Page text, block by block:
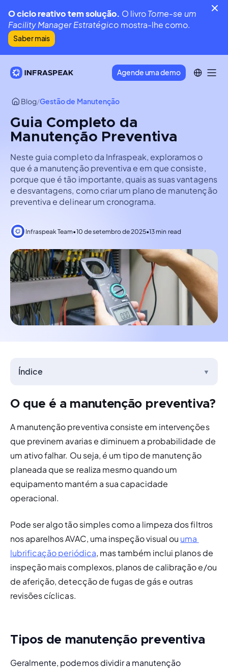
O ciclo reativo tem solução. O livroTorne-se um
Facility Manager Estratégico mostra-lhe como.
Saber mais
Agende uma demo
Blog/Gestão de Manutenção
Guia Completo da
Manutenção Preventiva
Neste guia completo da Infraspeak, exploramos o
que é a manutenção preventiva e em que consiste,
porque que é tão importante, quais as suas vantagens
e desvantagens, como criar um plano de manutenção
preventiva e delinear um cronograma.
Infraspeak Team•10 de setembro de 2025•13 min read
Índice ▼
O que é a manutenção preventiva?
A manutenção preventiva consiste em intervenções
que previnem avarias e diminuem a probabilidade de
um ativo falhar. Ou seja, é um tipo de manutenção
planeada que se realiza mesmo quando um
equipamento mantém a sua capacidade
operacional.
Pode ser algo tão simples como a limpeza dos filtros
nos aparelhos AVAC, uma inspeção visual ou uma
lubrificação periódica, mas também inclui planos de
inspeção mais complexos, planos de calibração e/ou
de aferição, detecção de fugas de gás e outras
revisões cíclicas.
Tipos de manutenção preventiva
Geralmente, podemos dividir a manutenção